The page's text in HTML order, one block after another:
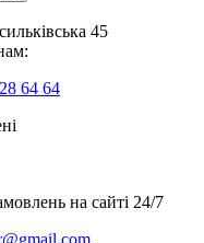
45
64 64
на сайті 24/7